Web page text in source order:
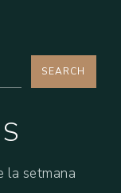
SEARCH
la setmana